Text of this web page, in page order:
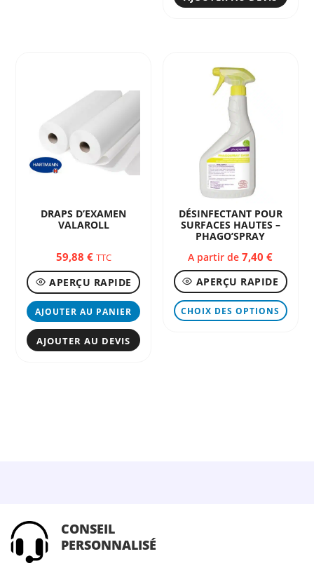
choisies
page
DRAPS D’EXAMEN
VALAROLL
59,88 € TTC
APERÇU RAPIDE
AJOUTER AU PANIER
AJOUTER AU DEVIS
DÉSINFECTANT POUR
SURFACES HAUTES –
PHAGO’SPRAY
A partir de7,40€
APERÇU RAPIDE
CHOIX DES OPTIONS
CONSEIL
PERSONNALISÉ